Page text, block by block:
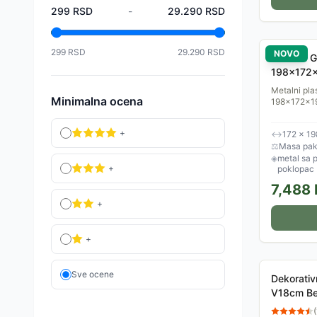
299 RSD - 29.290 RSD
299 RSD 29.290 RSD
Minimalna ocena
+
+
+
+
Sve ocene
NOVO
Venturo
Metalni
↔172 ×
⚖Masa
◈metal sa
poklopac
7,488
V18cm
(